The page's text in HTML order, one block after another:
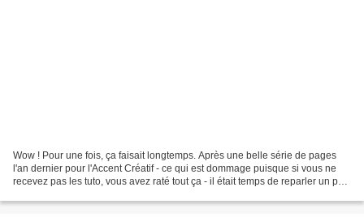
Wow ! Pour une fois, ça faisait longtemps. Après une belle série de pages
l'an dernier pour l'Accent Créatif - ce qui est dommage puisque si vous ne
recevez pas les tuto, vous avez raté tout ça - il était temps de reparler un peu